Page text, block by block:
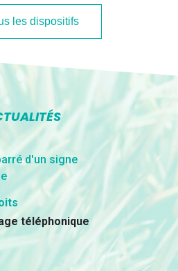
les dispositifs
téléphonique